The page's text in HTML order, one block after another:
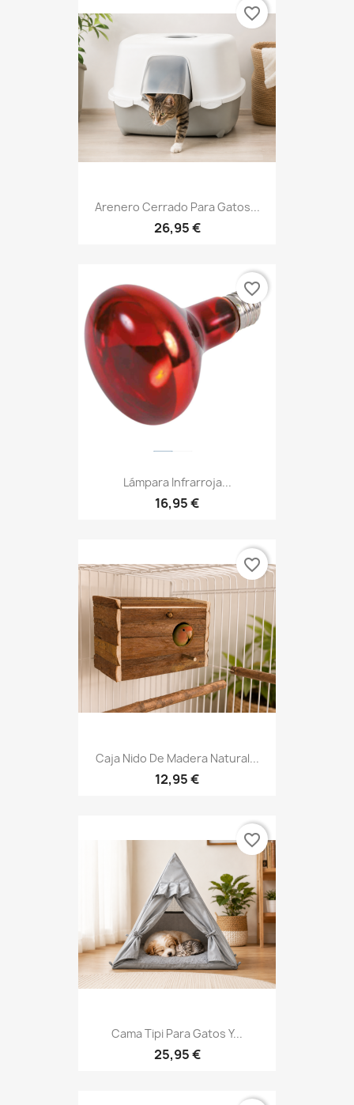
Arenero Cerrado Para Gatos...
26,95 €
favorite_border
Lámpara Infrarroja...
16,95 €
favorite_border
Caja Nido De Madera Natural...
12,95 €
favorite_border
Cama Tipi Para Gatos Y...
25,95 €
favorite_border